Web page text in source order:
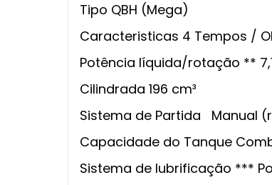
Tipo QBH (Mega)
Caracteristicas 4 Tempos /
Potência líquida/rotação **
Cilindrada 196 cm³
Sistema de Partida Manual
Capacidade do Tanque
Sistema de lubrificação ***